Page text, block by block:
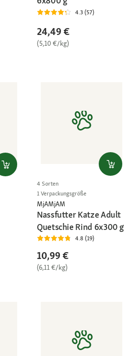
4.3 (57)
24,49 €
(5,10 €/kg)
4 Sorten
1 Verpackungsgröße
MjAMjAM
Nassfutter Katze Adult
Quetschie Rind 6x300 g
4.8 (19)
10,99 €
(6,11 €/kg)